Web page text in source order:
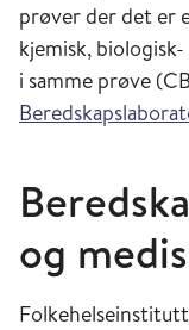
prøver der det er
kjemisk,
i samme prøve
og